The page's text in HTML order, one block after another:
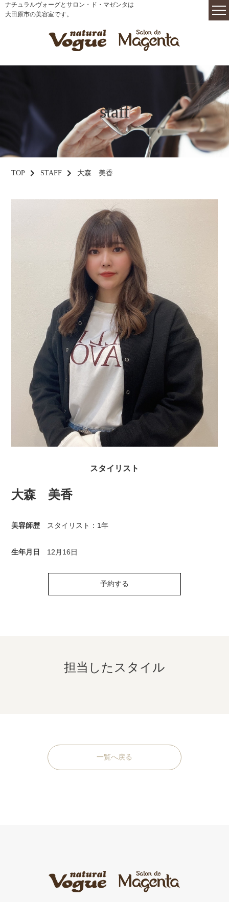
ナチュラルヴォーグとサロン・ド・マゼンタは
大田原市の美容室です。
staff
TOP STAFF 大森 美香
スタイリスト
大森 美香
美容師歴 スタイリスト：1年
生年月日 12月16日
予約する
担当したスタイル
一覧へ戻る